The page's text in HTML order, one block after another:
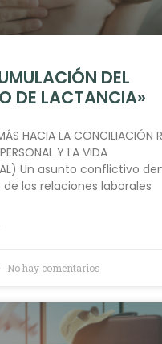
DEL
DE LACTANCIA»
HACIA LA CONCILIACIÓN
Y LA VIDA
Un asunto conflictivo
las relaciones laborales
No hay comentarios